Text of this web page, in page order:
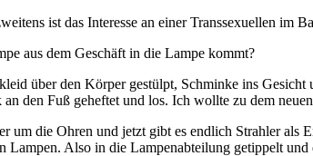
ist das Interesse an einer Transsexuellen im
aus dem Geschäft in die Lampe kommt?
über den Körper gestülpt, Schminke ins
an den Fuß geheftet und los. Ich wollte zu dem
die Ohren und jetzt gibt es endlich Strahler als
Also in die Lampenabteilung getippelt